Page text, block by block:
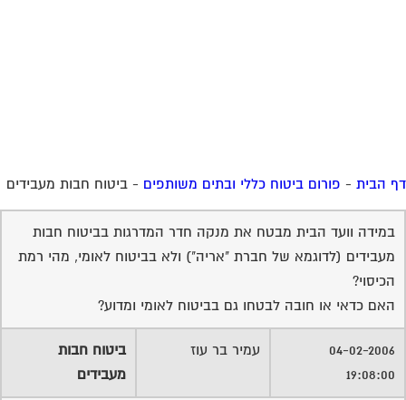
הבית-פורום ביטוח כללי ובתים משותפים-ביטוח חבות מעבידים
במידה וועד הבית מבטח את מנקה חדר המדרגות בביטוח חבות
מעבידים (לדוגמא של חברת "אריה") ולא בביטוח לאומי, מהי רמת
הכיסוי?
האם כדאי או חובה לבטחו גם בביטוח לאומי ומדוע?
04-02-2006
19:08:00
עמיר בר עוז
ביטוח חבות
מעבידים